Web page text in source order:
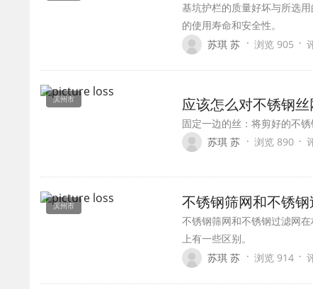
基坑护栏的质量好坏与所选
的使用寿命和安全性。
苏琪 苏 · 浏览 905 ·
滨州市 应该怎么对不锈钢
固定一边的丝：将剪好的不
苏琪 苏 · 浏览 890 ·
滨州市 不锈钢筛网和不锈
不锈钢筛网和不锈钢过滤网
上有一些区别。
苏琪 苏 · 浏览 914 ·